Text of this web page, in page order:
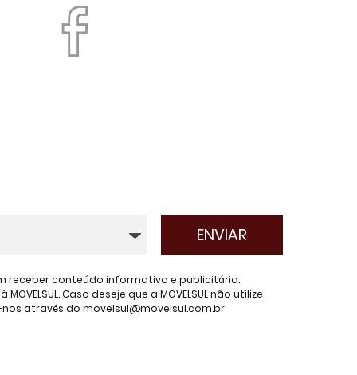
receber conteúdo informativo e publicitário.
Caso deseje que a MOVELSUL não utilize
através do movelsul@movelsul.com.br